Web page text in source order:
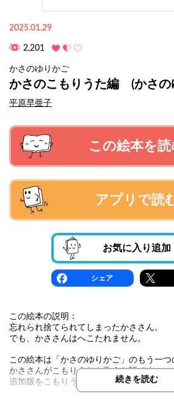
2025.01.29
2,201
かさのゆりかご
かさのこもりうた編 (かさの
平原早亜子
この絵本を読
アプリで読
お気に入り追加
シェア
この絵本の説明：
忘れられ捨てられてしまったかささん。
でも、かささんはへこたれません。
この絵本は「かさのゆりかご」のもう一つ
かささんがこもりうたを歌うお話です。
追加版をこもりうた編として一つのお話に
続きを読む